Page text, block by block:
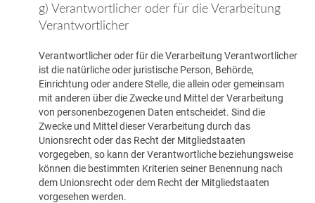
g) Verantwortlicher oder für die Verarbeitung
Verantwortlicher
Verantwortlicher oder für die Verarbeitung Verantwortlicher
ist die natürliche oder juristische Person, Behörde,
Einrichtung oder andere Stelle, die allein oder gemeinsam
mit anderen über die Zwecke und Mittel der Verarbeitung
von personenbezogenen Daten entscheidet. Sind die
Zwecke und Mittel dieser Verarbeitung durch das
Unionsrecht oder das Recht der Mitgliedstaaten
vorgegeben, so kann der Verantwortliche beziehungsweise
können die bestimmten Kriterien seiner Benennung nach
dem Unionsrecht oder dem Recht der Mitgliedstaaten
vorgesehen werden.